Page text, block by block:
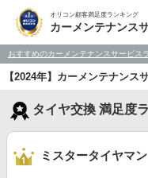
オリコン顧客満足度ランキング
カーメンテナンス
おすすめのカーメンテナンスサービス
【2024年】カーメンテナン
タイヤ交換 満足度
ミスタータイヤマン